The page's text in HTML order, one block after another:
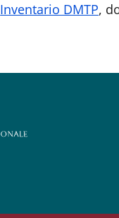
Inventario DMTP,